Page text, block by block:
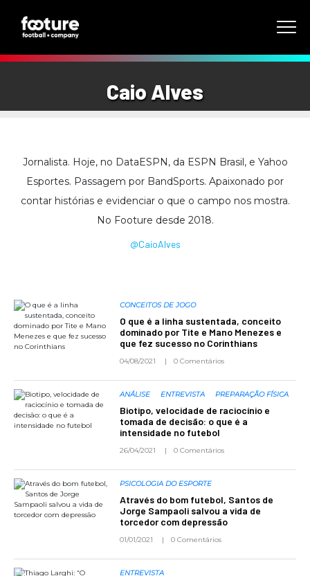
Caio Alves
Jornalista. Hoje, no DataESPN, da ESPN Brasil, e Yahoo
Esportes. Passagem por BandSports. Apaixonado por
contar histórias e evidenciar o que o campo nos mostra.
No Footure desde 2018.
@CaioAIves
CONCEITOS DE JOGO
O que é a linha sustentada, conceito
dominado por Tite e Mano Menezes e
que fez sucesso no Corinthians
04/08/2021 0 Comentários
ANÁLISE ENTREVISTA PREPARAÇÃO FÍSICA
Biotipo, velocidade de raciocínio e
tomada de decisão: o que é a
intensidade no futebol
26/04/2021 0 Comentários
PSICOLOGIA DO ESPORTE
Através do bom futebol, Santos de
Jorge Sampaoli salvou a vida de
torcedor com depressão
01/01/2021 0 Comentários
ENTREVISTA